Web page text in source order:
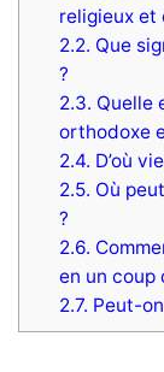
religieux et
2.2. Que
?
2.3. Quelle
orthodoxe
2.4. D’où
2.5. Où
?
2.6.
en un coup
2.7. Peut-